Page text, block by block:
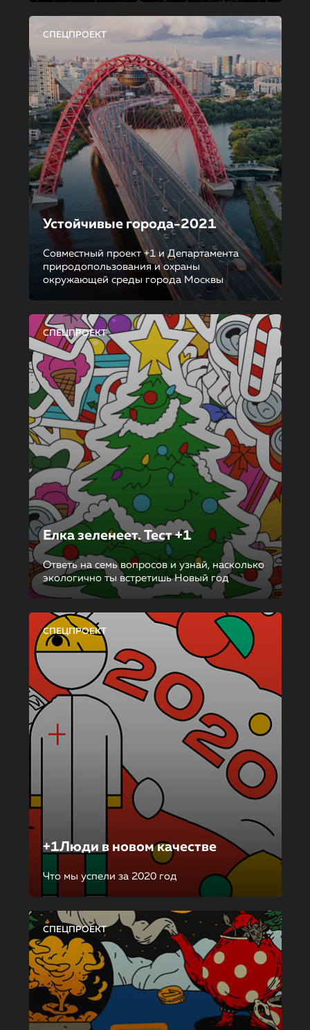
СПЕЦПРОЕКТ
Устойчивые города-2021
Совместный проект +1 и Департамента
природопользования и охраны
окружающей среды города Москвы
СПЕЦПРОЕКТ
Елка зеленеет. Тест +1
Ответь на семь вопросов и узнай, насколько
экологично ты встретишь Новый год
СПЕЦПРОЕКТ
+1Люди в новом качестве
Что мы успели за 2020 год
СПЕЦПРОЕКТ